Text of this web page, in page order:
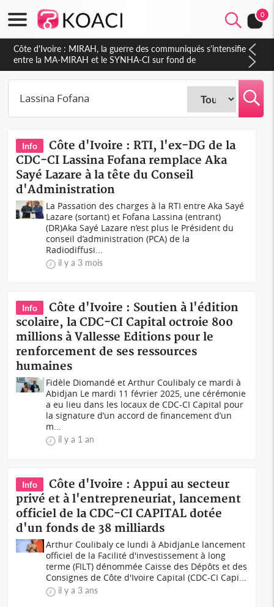
0
Côte d'Ivoire : MIRAH, la guerre des communiqués s'intensifie
entre la MA-MIRAH et le SYNHA-CI sur fond de
gouvernance et le projet de précompte sur les salaires des
agents
Info
Côte d'Ivoire : RTI, l'ex-DG de la
CDC-CI Lassina Fofana remplace Aka
Sayé Lazare à la tête du Conseil
d'Administration
La Passation des charges à la RTI entre Aka Sayé
Lazare (sortant) et Fofana Lassina (entrant)
(DR)Aka Sayé Lazare n’est plus le Président du
conseil d’administration (PCA) de la
Radiodiffusi...
il y a 3 mois
Info
Côte d'Ivoire : Soutien à l'édition
scolaire, la CDC-CI Capital octroie 800
millions à Vallesse Editions pour le
renforcement de ses ressources
humaines
Fidèle Diomandé et Arthur Coulibaly ce mardi à
Abidjan Le mardi 11 février 2025, une cérémonie
a eu lieu dans les locaux de CDC-CI Capital pour
la signature d’un accord de financement d’un
m...
il y a 1 an
Info
Côte d'Ivoire : Appui au secteur
privé et à l'entrepreneuriat, lancement
officiel de la CDC-CI CAPITAL dotée
d'un fonds de 38 milliards
Arthur Coulibaly ce lundi à AbidjanLe lancement
officiel de la Facilité d'investissement à long
terme (FILT) dénommée Caisse des Dépôts et des
Consignes de Côte d'Ivoire Capital (CDC-CI Capi...
il y a 3 ans